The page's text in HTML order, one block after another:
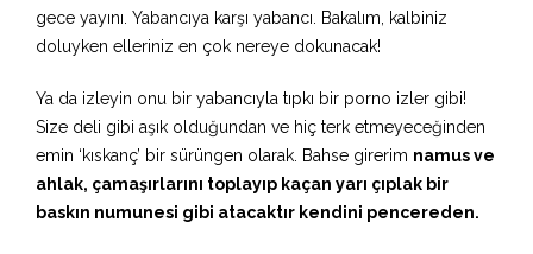
gece yayını. Yabancıya karşı yabancı. Bakalım, kalbiniz
doluyken elleriniz en çok nereye dokunacak!
Ya da izleyin onu bir yabancıyla tıpkı bir porno izler gibi!
Size deli gibi aşık olduğundan ve hiç terk etmeyeceğinden
emin ‘kıskanç’ bir sürüngen olarak. Bahse girerim namus ve
ahlak, çamaşırlarını toplayıp kaçan yarı çıplak bir
baskın numunesi gibi atacaktır kendini pencereden.